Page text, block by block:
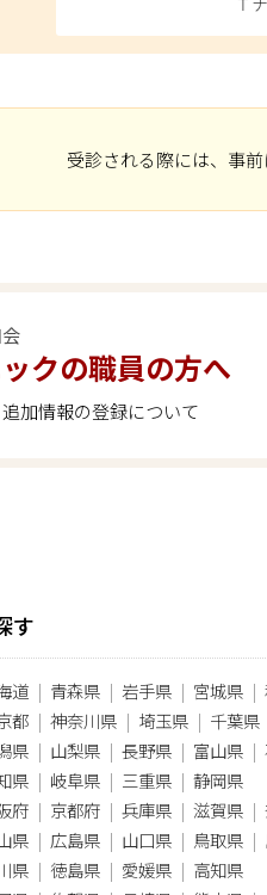
受診される際には、事
クの職員の方へ
加情報の登録について
す
道 青森県 岩手県 宮城県
都 神奈川県 埼玉県 千葉県
県 山梨県 長野県 富山県
県 岐阜県 三重県
静岡県
府 京都府 兵庫県 滋賀県
県 広島県 山口県 鳥取県
県 徳島県 愛媛県
高知県